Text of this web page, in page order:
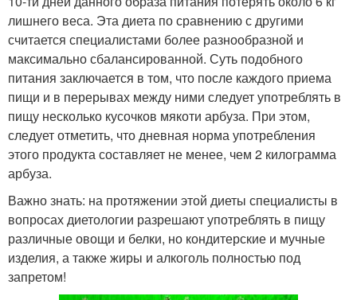
лишнего веса. Эта диета по сравнению с другими
считается специалистами более разнообразной и
максимально сбалансированной. Суть подобного
питания заключается в том, что после каждого приема
пищи и в перерывах между ними следует употреблять в
пищу несколько кусочков мякоти арбуза. При этом,
следует отметить, что дневная норма употребления
этого продукта составляет не менее, чем 2 килограмма
арбуза.
Важно знать: на протяжении этой диеты специалисты в
вопросах диетологии разрешают употреблять в пищу
различные овощи и белки, но кондитерские и мучные
изделия, а также жиры и алкоголь полностью под
запретом!